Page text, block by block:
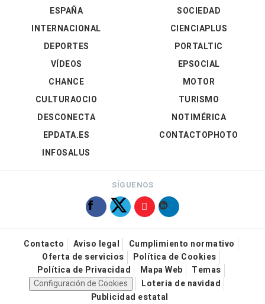
ESPAÑA
INTERNACIONAL
DEPORTES
VÍDEOS
SOCIEDAD
CIENCIAPLUS
PORTALTIC
EPSOCIAL
CHANCE
CULTURAOCIO
DESCONECTA
EPDATA.ES
INFOSALUS
MOTOR
TURISMO
NOTIMÉRICA
CONTACTOPHOTO
SÍGUENOS
Contacto Aviso legal
Cumplimiento normativo
Oferta de servicios
Política de Cookies
Política de Privacidad
Mapa Web
Temas
Configuración de Cookies
Loteria de navidad
Publicidad estatal